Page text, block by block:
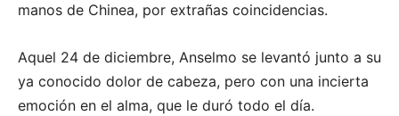
manos de Chinea, por extrañas coincidencias.
Aquel 24 de diciembre, Anselmo se levantó junto a su
ya conocido dolor de cabeza, pero con una incierta
emoción en el alma, que le duró todo el día.